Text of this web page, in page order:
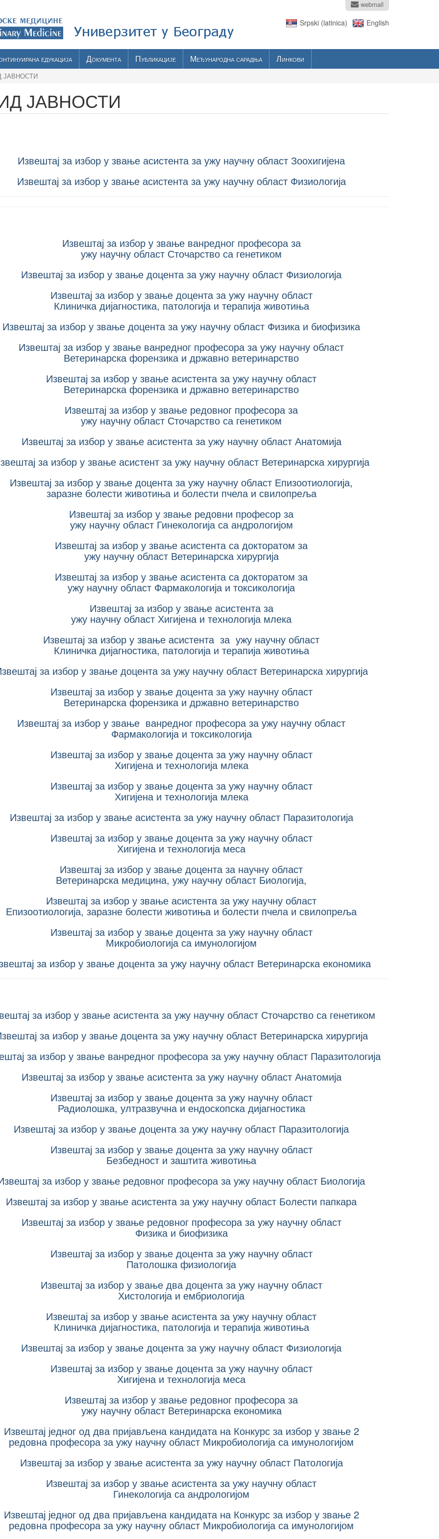
Srpski (latinica) English
webmail
едукација Документа Публикације Међународна сарадња Линкови
ЈАВНОСТИ
ЈАВНОСТИ
Извештај за избор у звање асистента за ужу научну област Зоохигијена
Извештај за избор у звање асистента за ужу научну област Физиологија
Извештај за избор у звање ванредног професора за
ужу научну област Сточарство са генетиком
Извештај за избор у звање доцента за ужу научну област Физиологија
Извештај за избор у звање доцента за ужу научну област
Клиничка дијагностика, патологија и терапија животиња
Извештај за избор у звање доцента за ужу научну област Физика и биофизика
Извештај за избор у звање ванредног професора за ужу научну област
Ветеринарска форензика и државно ветеринарство
Извештај за избор у звање асистента за ужу научну област
Ветеринарска форензика и државно ветеринарство
Извештај за избор у звање редовног професора за
ужу научну област Сточарство са генетиком
Извештај за избор у звање асистента за ужу научну област Анатомија
за избор у звање асистент за ужу научну област Ветеринарска хирургија
Извештај за избор у звање доцента за ужу научну област Епизоотиологија,
заразне болести животиња и болести пчела и свилопреља
Извештај за избор у звање редовни професор за
ужу научну област Гинекологија са андрологијом
Извештај за избор у звање асистента са докторатом за
ужу научну област Ветеринарска хирургија
Извештај за избор у звање асистента са докторатом за
ужу научну област Фармакологија и токсикологија
Извештај за избор у звање асистента за
ужу научну област Хигијена и технологија млека
Извештај за избор у звање асистента за ужу научну област
Клиничка дијагностика, патологија и терапија животиња
за избор у звање доцента за ужу научну област Ветеринарска хирургија
Извештај за избор у звање доцента за ужу научну област
Ветеринарска форензика и државно ветеринарство
Извештај за избор у звање ванредног професора за ужу научну област
Фармакологија и токсикологија
Извештај за избор у звање доцента за ужу научну област
Хигијена и технологија млека
Извештај за избор у звање доцента за ужу научну област
Хигијена и технологија млека
Извештај за избор у звање асистента за ужу научну област Паразитологија
Извештај за избор у звање доцента за ужу научну област
Хигијена и технологија меса
Извештај за избор у звање доцента за научну област
Ветеринарска медицина, ужу научну област Биологија,
Извештај за избор у звање асистента за ужу научну област
Епизоотиологија, заразне болести животиња и болести пчела и свилопреља
Извештај за избор у звање доцента за ужу научну област
Микробиологија са имунологијом
за избор у звање доцента за ужу научну област Ветеринарска економика
за избор у звање асистента за ужу научну област Сточарство са генетиком
за избор у звање доцента за ужу научну област Ветеринарска хирургија
за избор у звање ванредног професора за ужу научну област Паразитологија
Извештај за избор у звање асистента за ужу научну област Анатомија
Извештај за избор у звање доцента за ужу научну област
Радиолошка, ултразвучна и ендоскопска дијагностика
Извештај за избор у звање доцента за ужу научну област Паразитологија
Извештај за избор у звање доцента за ужу научну област
Безбедност и заштита животиња
за избор у звање редовног професора за ужу научну област Биологија
Извештај за избор у звање асистента за ужу научну област Болести папкара
Извештај за избор у звање редовног професора за ужу научну област
Физика и биофизика
Извештај за избор у звање доцента за ужу научну област
Патолошка физиологија
Извештај за избор у звање два доцента за ужу научну област
Хистологија и ембриологија
Извештај за избор у звање асистента за ужу научну област
Клиничка дијагностика, патологија и терапија животиња
Извештај за избор у звање доцента за ужу научну област Физиологија
Извештај за избор у звање доцента за ужу научну област
Хигијена и технологија меса
Извештај за избор у звање редовног професора за
ужу научну област Ветеринарска економика
Извештај једног од два пријављена кандидата на Конкурс за избор у звање 2
редовна професора за ужу научну област Микробиологија са имунологијом
Извештај за избор у звање асистента за ужу научну област Патологија
Извештај за избор у звање асистента за ужу научну област
Гинекологијасаандрологијом
Извештај једног од два пријављена кандидата на Конкурс за избор у звање 2
редовна професора за ужу научну област Микробиологија са имунологијом